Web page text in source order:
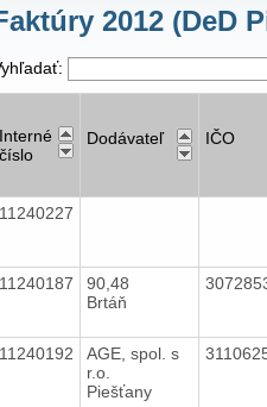
2012 (DeD
Interné
číslo
Dodávateľ IČO
11240227
11240187
90,48
Brtáň
11240192
AGE, spol. s
r.o.
Piešťany